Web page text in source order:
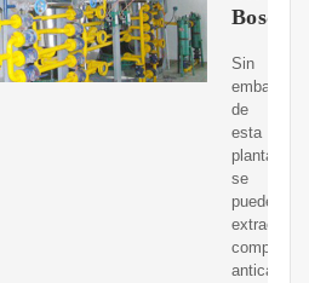
Bosque
Sin
embargo,
de
esta
planta
se
pueden
extraer